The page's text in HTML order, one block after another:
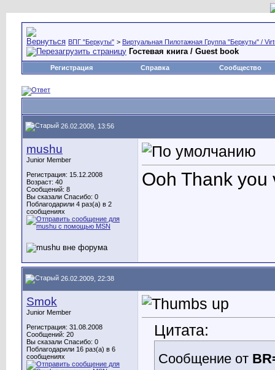
ВПГ "Беркуты" > Виртуальная Пилотажная Группа "Беркуты" /
Гостевая книга / Guest book
Регистрация Справка Сообщество
26.02.2009, 13:56
mushu
Junior Member
Регистрация: 15.12.2008
Возраст: 40
Сообщений: 8
Вы сказали Спасибо: 0
Поблагодарили 4 раз(а) в 2
сообщениях
Ooh Thank
26.02.2009, 22:38
Smok
Junior Member
Регистрация: 31.08.2008
Сообщений: 20
Вы сказали Спасибо: 0
Поблагодарили 16 раз(а) в 6
сообщениях
Цитата:
Сообщение от